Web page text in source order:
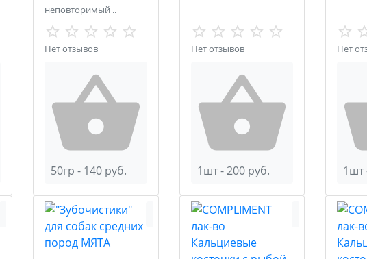
неповторимый ..
Нет отзывов
50гр - 140 руб.
Нет отзывов
1шт - 200 руб.
Нет
1шт